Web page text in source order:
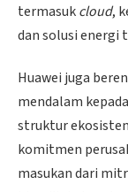
termasukcloud,
dan solusi energi
Huawei juga
mendalam
struktur
komitmen
masukan dari